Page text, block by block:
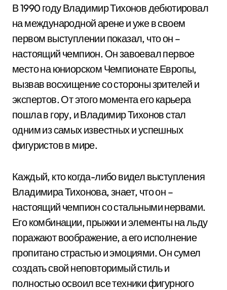
В 1990 году Владимир Тихонов дебютировал
на международной арене и уже в своем
первом выступлении показал, что он –
настоящий чемпион. Он завоевал первое
место на юниорском Чемпионате Европы,
вызвав восхищение со стороны зрителей и
экспертов. От этого момента его карьера
пошла в гору, и Владимир Тихонов стал
одним из самых известных и успешных
фигуристов в мире.
Каждый, кто когда-либо видел выступления
Владимира Тихонова, знает, что он –
настоящий чемпион со стальными нервами.
Его комбинации, прыжки и элементы на льду
поражают воображение, а его исполнение
пропитано страстью и эмоциями. Он сумел
создать свой неповторимый стиль и
полностью освоил все техники фигурного